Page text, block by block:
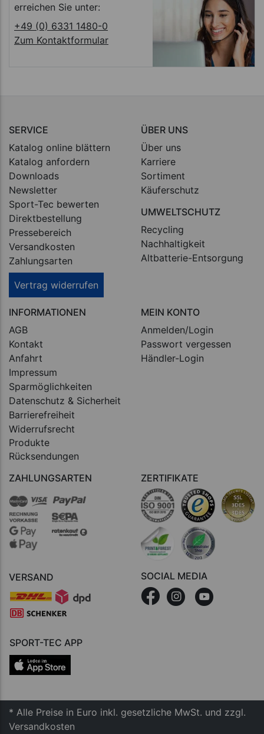
erreichen Sie unter:
+49 (0) 6331 1480-0
Zum Kontaktformular
SERVICE
Katalog online blättern
Katalog anfordern
Downloads
Newsletter
Sport-Tec bewerten
Direktbestellung
Pressebereich
Versandkosten
Zahlungsarten
Vertrag widerrufen
ÜBER UNS
Über uns
Karriere
Sortiment
Käuferschutz
UMWELTSCHUTZ
Recycling
Nachhaltigkeit
Altbatterie-Entsorgung
INFORMATIONEN
AGB
Kontakt
Anfahrt
Impressum
Sparmöglichkeiten
Datenschutz & Sicherheit
Barrierefreiheit
Widerrufsrecht
Produkte
Rücksendungen
MEIN KONTO
Anmelden/Login
Passwort vergessen
Händler-Login
ZAHLUNGSARTEN
VERSAND
ZERTIFIKATE
SOCIAL MEDIA
SPORT-TEC APP
* Alle Preise in Euro inkl. gesetzliche MwSt. und zzgl.
Versandkosten